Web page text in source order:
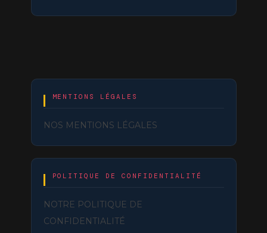
MENTIONS LÉGALES
NOS MENTIONS LÉGALES
POLITIQUE DE CONFIDENTIALITÉ
NOTRE POLITIQUE DE
CONFIDENTIALITÉ